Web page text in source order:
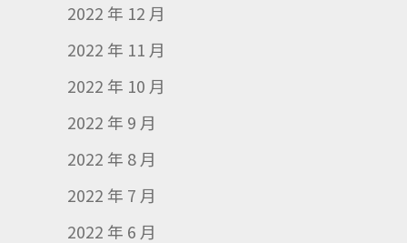
2022 年 12 月
2022 年 11 月
2022 年 10 月
2022 年 9 月
2022 年 8 月
2022 年 7 月
2022 年 6 月